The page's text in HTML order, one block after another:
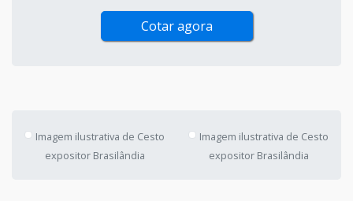
Cotar agora
Imagem ilustrativa de Cesto
expositor Brasilândia
Imagem ilustrativa de Cesto
expositor Brasilândia